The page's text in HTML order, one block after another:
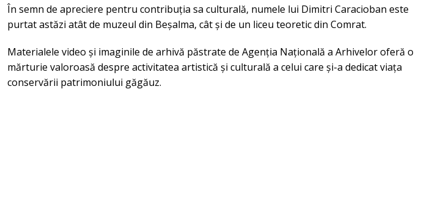
În semn de apreciere pentru contribuția sa culturală, numele lui Dimitri Caracioban este
purtat astăzi atât de muzeul din Beșalma, cât și de un liceu teoretic din Comrat.
Materialele video și imaginile de arhivă păstrate de Agenția Națională a Arhivelor oferă o
mărturie valoroasă despre activitatea artistică și culturală a celui care și-a dedicat viața
conservării patrimoniului găgăuz.